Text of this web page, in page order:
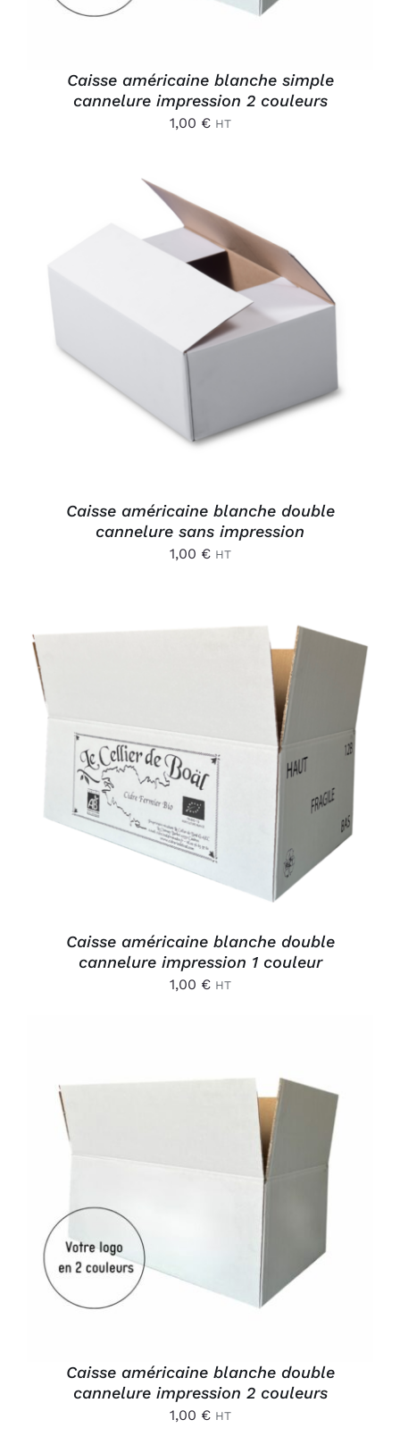
Caisse américaine blanche simple
cannelure impression 2 couleurs
1,00 € HT
AJOUTER AU PANIER
/
Caisse américaine blanche double
cannelure sans impression
1,00 € HT
AJOUTER AU PANIER
DÉTAILS
Caisse américaine blanche double
cannelure impression 1 couleur
1,00 € HT
Caisse américaine blanche double
cannelure impression 2 couleurs
1,00 € HT